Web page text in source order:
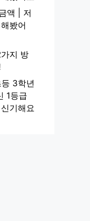
액 | 저
봤어
지 방
3학년
1등급
기해요